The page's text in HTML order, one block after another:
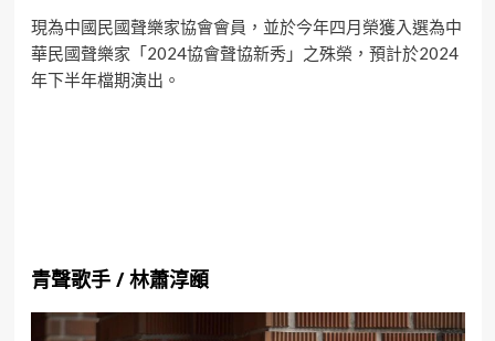
現為中國民國聲樂家協會會員，並於今年四月榮獲入選為中
華民國聲樂家「2024協會聲協新秀」之殊榮，預計於2024
年下半年檔期演出。
青聲歌手/林蕭淳顄